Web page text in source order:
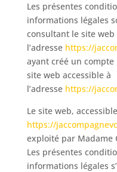
Les présentes
informations légales
consultant le site web
l’adresse https://
ayant créé un
site web accessible à
l’adresse https://
Le site web,
https://
exploité par Madame
Les présentes
informations légales